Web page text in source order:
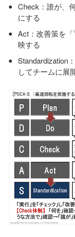
Check：誰が、
にする
Act：改善策を
映する
Standardization
してチームに展